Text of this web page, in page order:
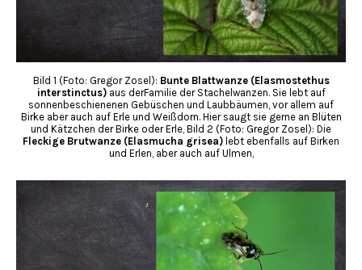
Bild 1 (Foto: Gregor Zosel): Bunte Blattwanze (Elasmostethus
interstinctus)aus derFamilie der Stachelwanzen. Sie lebt auf
sonnenbeschienenen Gebüschen und Laubbäumen, vor allem auf
Birke aber auch auf Erle und Weißdorn. Hier saugt sie gerne an Blüten
und Kätzchen der Birke oder Erle, Bild 2 (Foto: Gregor Zosel): Die
Fleckige Brutwanze (Elasmucha grisea) lebt ebenfalls auf Birken
und Erlen, aber auch auf Ulmen,